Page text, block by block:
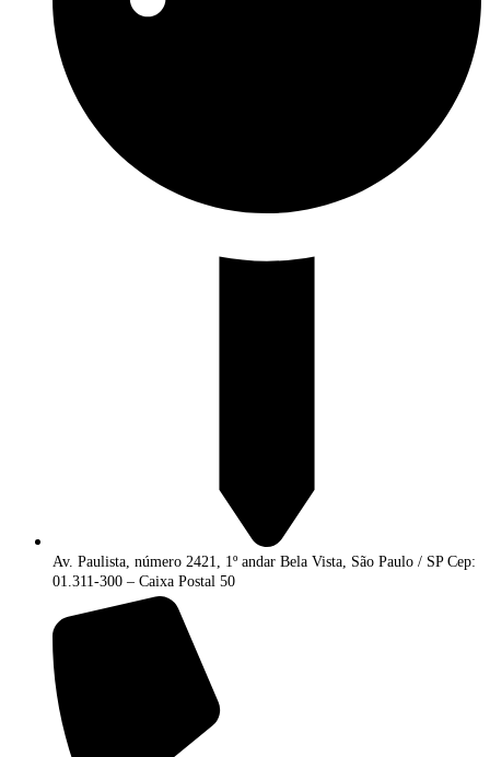
Av. Paulista, número 2421, 1º andar Bela Vista, São Paulo / SP Cep:
01.311-300 – Caixa Postal 50